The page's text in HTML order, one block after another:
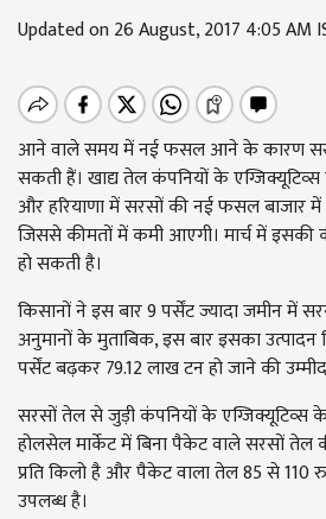
Updated on 26 August, 2017 4:05 AM
आने वाले समय में नई फसल आने के कारण
सकती हैं। खाद्य तेल कंपनियों के
और हरियाणा में सरसों की नई फसल बाजार
जिससे कीमतों में कमी आएगी। मार्च में इसकी
हो सकती है।
किसानों ने इस बार 9 पर्सेंट ज्यादा जमीन में
अनुमानों के मुताबिक, इस बार इसका
पर्सेंट बढ़कर 79.12 लाख टन हो जाने की
सरसों तेल से जुड़ी कंपनियों के एग्जिक्यूटिव्स
होलसेल मार्केट में बिना पैकेट वाले सरसों
प्रति किलो है और पैकेट वाला तेल 85 से 110
उपलब्ध है।